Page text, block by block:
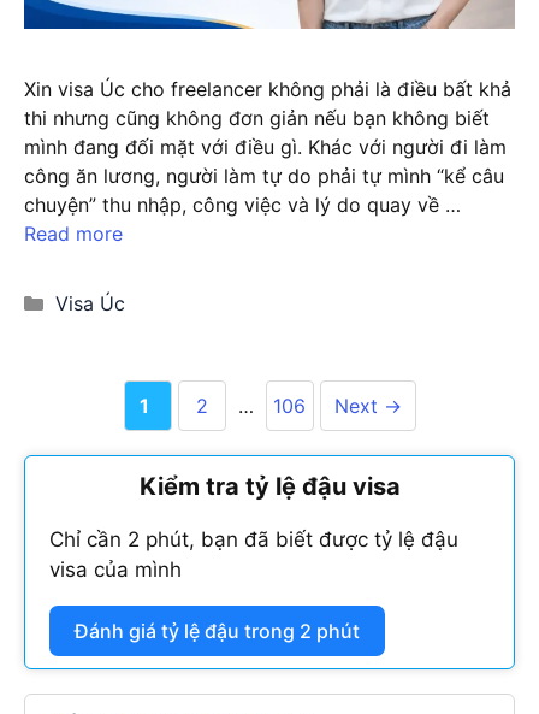
Xin visa Úc cho freelancer không phải là điều bất khả
thi nhưng cũng không đơn giản nếu bạn không biết
mình đang đối mặt với điều gì. Khác với người đi làm
công ăn lương, người làm tự do phải tự mình “kể câu
chuyện” thu nhập, công việc và lý do quay về …
Read more
Categories
Visa Úc
Page
1 Page
2 … Page
106 Next →
Kiểm tra tỷ lệ đậu visa
Chỉ cần 2 phút, bạn đã biết được tỷ lệ đậu
visa của mình
Đánh giá tỷ lệ đậu trong 2 phút